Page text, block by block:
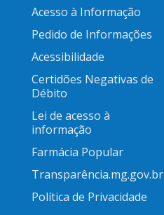
Acesso à Informação
Pedido de Informações
Acessibilidade
Certidões Negativas de
Débito
Lei de acesso à
informação
Farmácia Popular
Transparência.mg.gov.br
Política de Privacidade